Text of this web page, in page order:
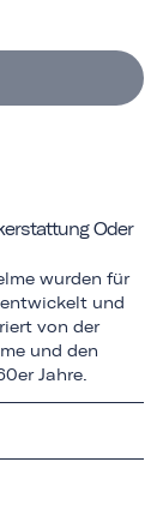
Oder
wurden für
und
von der
und den
Jahre.